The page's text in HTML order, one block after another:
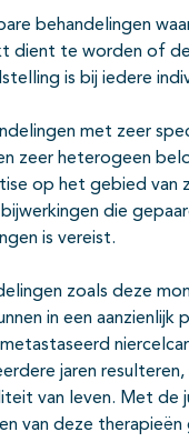
behandelingen
dient te worden of
is bij iedere
met zeer
zeer heterogeen
op het gebied van
die
is vereist.
zoals deze
in een aanzienlijk
jaren
van leven. Met de
van deze